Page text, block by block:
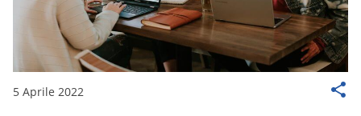
5 Aprile 2022